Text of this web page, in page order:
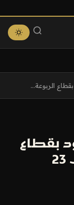
الربوعة...
بقطاع
الربوعة في إحباط تهريب 23